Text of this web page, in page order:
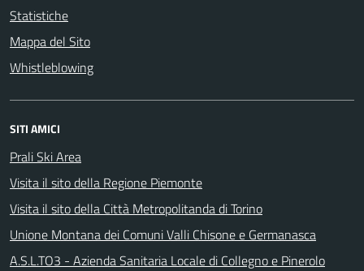
Statistiche
Mappa del Sito
Whistleblowing
SITI AMICI
Prali Ski Area
Visita il sito della Regione Piemonte
Visita il sito della Città Metropolitanda di Torino
Unione Montana dei Comuni Valli Chisone e Germanasca
A.S.L.TO3 - Azienda Sanitaria Locale di Collegno e Pinerolo